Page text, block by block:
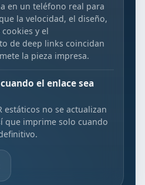
en un teléfono real para
la velocidad, el diseño,
y el
de deep links coincidan
la pieza impresa.
el enlace sea
estáticos no se actualizan
que imprime solo cuando